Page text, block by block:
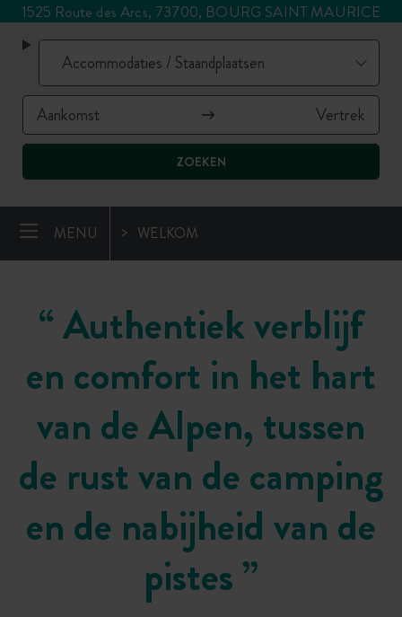
ZOEKEN
1525 Route des Arcs, 73700, BOURG SAINT MAURICE
MENU WELKOM
“Authentiek verblijf
en comfort in het hart
van de Alpen, tussen
de rust van de camping
en de nabijheid van de
pistes ”